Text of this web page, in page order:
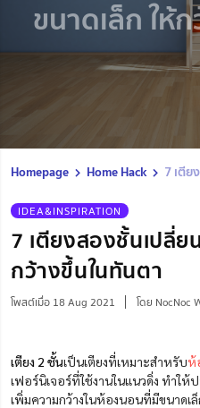
ขนาดเล็ก ให้
Homepage Home Hack 7 เตีย
IDEA&INSPIRATION
7 เตียงสองชั้นเปลี่
กว้างขึ้นในทันตา
โพสต์เมื่อ 18 Aug 2021 โดย NocNoc
เตียง 2 ชั้นเป็นเตียงที่เหมาะสำหรับห้
เฟอร์นิเจอร์ที่ใช้งานในแนวดิ่ง ทำใ
เพิ่มความกว้างในห้องนอนที่มีขนาดเ